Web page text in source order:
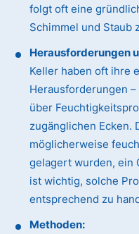
folgt oft eine
Schimmel und Staub
Herausforderungen
Keller haben oft ihre
Herausforderungen
über
zugänglichen Ecken.
möglicherweise
gelagert wurden, ein
ist wichtig, solche
entsprechend zu
Methoden: